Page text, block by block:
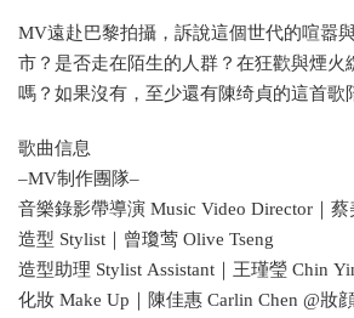
MV遠赴巴黎拍攝，訴說這個世代的喧嚣
市？是否走在陌生的人群？在狂歡與煙火
嗎？如果沒有，至少還有陳绮貞的這首歌
歌曲信息
–MV制作團隊–
音樂錄影帶導演 Music Video Director｜蔡
造型 Stylist｜曾瓊莺 Olive Tseng
造型助理 Stylist Assistant｜王瑾瑩 Chin
化妝 Make Up｜陳佳惠 Carlin Chen @妝